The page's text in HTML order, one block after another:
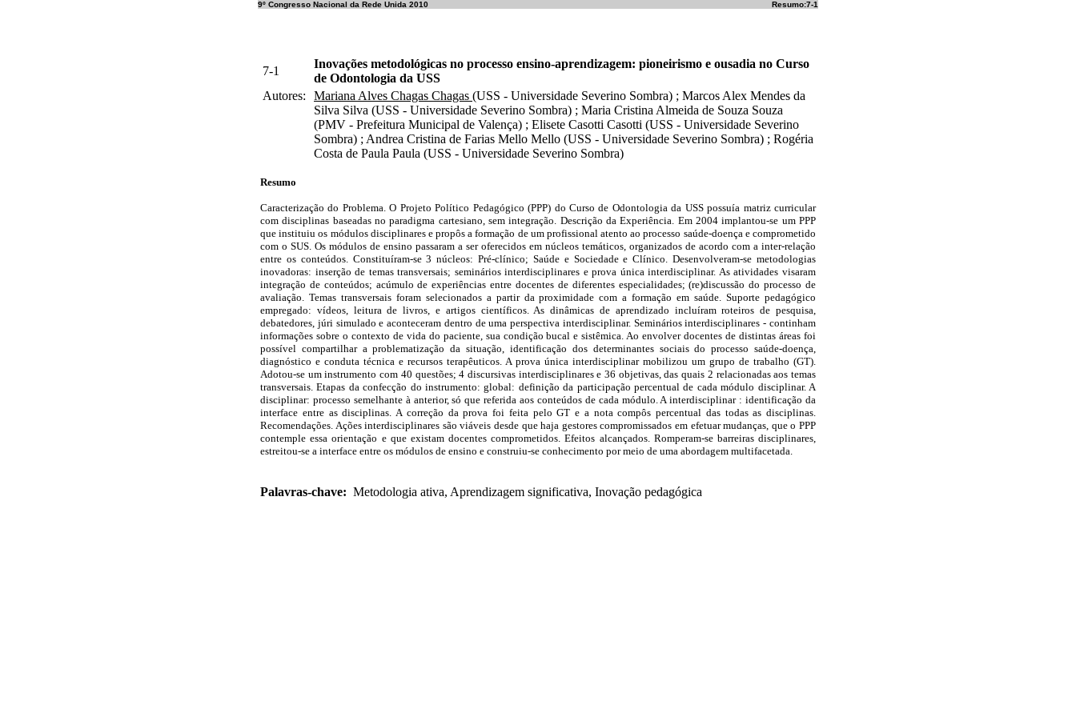
9º Congresso Nacional da Rede Unida 2010 Resumo:7-1
7-1
Inovações metodológicas no processo ensino-aprendizagem: pioneirismo e ousadia no Curso
de Odontologia da USS
Autores:
Mariana Alves Chagas Chagas (USS - Universidade Severino Sombra) ; Marcos Alex Mendes da
Silva Silva (USS - Universidade Severino Sombra) ; Maria Cristina Almeida de Souza Souza
(PMV - Prefeitura Municipal de Valença) ; Elisete Casotti Casotti (USS - Universidade Severino
Sombra) ; Andrea Cristina de Farias Mello Mello (USS - Universidade Severino Sombra) ; Rogéria
Costa de Paula Paula (USS - Universidade Severino Sombra)
Resumo
Caracterização do Problema. O Projeto Político Pedagógico (PPP) do Curso de Odontologia da USS possuía matriz curricular
com disciplinas baseadas no paradigma cartesiano, sem integração. Descrição da Experiência. Em 2004 implantou-se um PPP
que instituiu os módulos disciplinares e propôs a formação de um profissional atento ao processo saúde-doença e comprometido
com o SUS. Os módulos de ensino passaram a ser oferecidos em núcleos temáticos, organizados de acordo com a inter-relação
entre os conteúdos. Constituíram-se 3 núcleos: Pré-clínico; Saúde e Sociedade e Clínico. Desenvolveram-se metodologias
inovadoras: inserção de temas transversais; seminários interdisciplinares e prova única interdisciplinar. As atividades visaram
integração de conteúdos; acúmulo de experiências entre docentes de diferentes especialidades; (re)discussão do processo de
avaliação. Temas transversais foram selecionados a partir da proximidade com a formação em saúde. Suporte pedagógico
empregado: vídeos, leitura de livros, e artigos científicos. As dinâmicas de aprendizado incluíram roteiros de pesquisa,
debatedores, júri simulado e aconteceram dentro de uma perspectiva interdisciplinar. Seminários interdisciplinares - continham
informações sobre o contexto de vida do paciente, sua condição bucal e sistêmica. Ao envolver docentes de distintas áreas foi
possível compartilhar a problematização da situação, identificação dos determinantes sociais do processo saúde-doença,
diagnóstico e conduta técnica e recursos terapêuticos. A prova única interdisciplinar mobilizou um grupo de trabalho (GT).
Adotou-se um instrumento com 40 questões; 4 discursivas interdisciplinares e 36 objetivas, das quais 2 relacionadas aos temas
transversais. Etapas da confecção do instrumento: global: definição da participação percentual de cada módulo disciplinar. A
disciplinar: processo semelhante à anterior, só que referida aos conteúdos de cada módulo. A interdisciplinar : identificação da
interface entre as disciplinas. A correção da prova foi feita pelo GT e a nota compôs percentual das todas as disciplinas.
Recomendações. Ações interdisciplinares são viáveis desde que haja gestores compromissados em efetuar mudanças, que o PPP
contemple essa orientação e que existam docentes comprometidos. Efeitos alcançados. Romperam-se barreiras disciplinares,
estreitou-se a interface entre os módulos de ensino e construiu-se conhecimento por meio de uma abordagem multifacetada.
Palavras-chave: Metodologia ativa, Aprendizagem significativa, Inovação pedagógica